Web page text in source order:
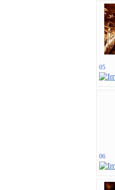
05
06